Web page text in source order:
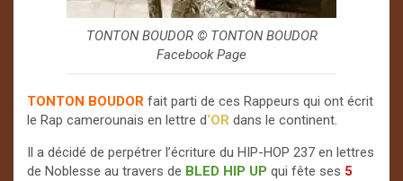
TONTON BOUDOR © TONTON BOUDOR
Facebook Page
TONTON BOUDOR fait parti de ces Rappeurs qui ont écrit
le Rap camerounais en lettre d‘OR dans le continent.
Il a décidé de perpétrer l’écriture du HIP-HOP 237 en lettres
de Noblesse au travers de BLED HIP UP qui fête ses 5